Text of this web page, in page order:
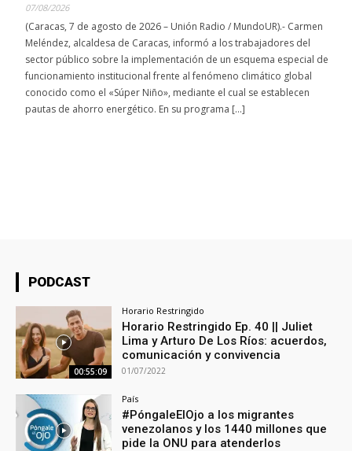
07/08/2026
(Caracas, 7 de agosto de 2026 – Unión Radio / MundoUR).- Carmen
Meléndez, alcaldesa de Caracas, informó a los trabajadores del
sector público sobre la implementación de un esquema especial de
funcionamiento institucional frente al fenómeno climático global
conocido como el «Súper Niño», mediante el cual se establecen
pautas de ahorro energético. En su programa […]
PODCAST
00:55:09
Horario Restringido
Horario Restringido Ep. 40 || Juliet
Lima y Arturo De Los Ríos: acuerdos,
comunicación y convivencia
01/07/2022
País
#PóngaleElOjo a los migrantes
venezolanos y los 1440 millones que
pide la ONU para atenderlos